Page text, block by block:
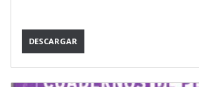
DESCARGAR